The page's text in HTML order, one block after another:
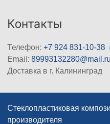
Контакты
Телефон: +7 924 831-10-38
Email: 89993132280@mail.ru
Доставка в г. Калининград
Стеклопластиковая
производителя